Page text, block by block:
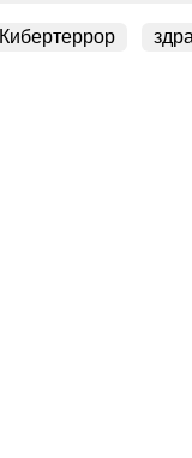
Кибертеррор